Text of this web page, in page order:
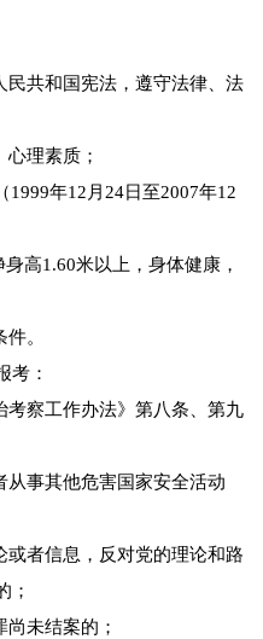
民共和国宪法，遵守法律、法
理素质；
年12月24日至2007年12
高1.60米以上，身体健康，
。
考：
考察工作办法》第八条、第九
事其他危害国家安全活动
者信息，反对党的理论和路
；
未结案的；